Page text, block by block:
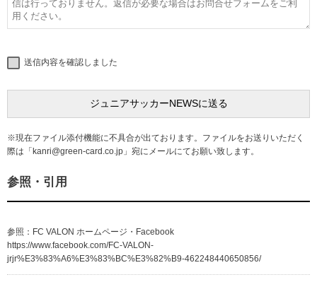
送信内容を確認しました
※現在ファイル添付機能に不具合が出ております。ファイルをお送りいただく
際は「 kanri@green-card.co.jp 」宛にメールにてお願い致します。
参照・引用
参照：FC VALON ホームページ・Facebook
https://www.facebook.com/FC-VALON-
jrjr%E3%83%A6%E3%83%BC%E3%82%B9-462248440650856/